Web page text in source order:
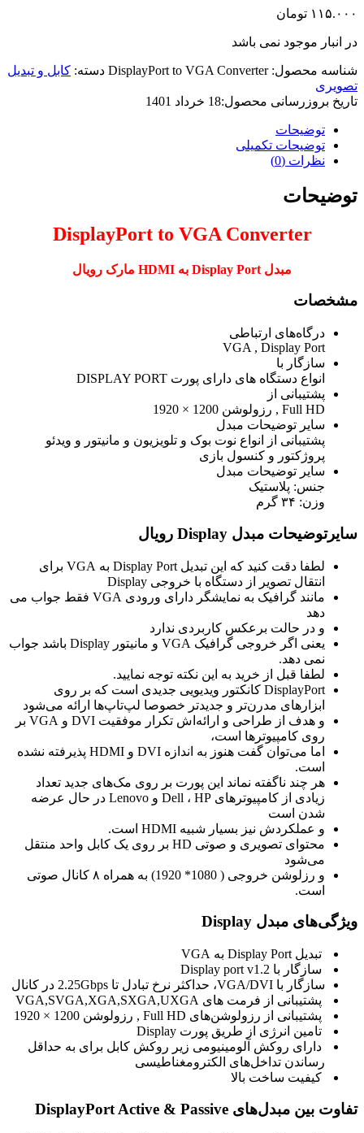
۱۱۵.۰۰۰ تومان
در انبار موجود نمی باشد
شناسه محصول:DisplayPort to VGA Converter دسته: کابل و تبدیل
تصویری
تاریخ بروزرسانی محصول:18 خرداد 1401
توضیحات
توضیحات تکمیلی
نظرات (0)
توضیحات
DisplayPort to VGA Converter
مبدل Display Port به HDMI مارک رویال
مشخصات
درگاه‌های ارتباطی
VGA , Display Port
سازگار با
انواع دستگاه های دارای پورت DISPLAY PORT
پشتیبانی از
Full HD , رزولوشن 1200 × 1920
سایر توضیحات مبدل
پشتیبانی از انواع نوت بوک و تلویزیون و مانیتور و ویدئو
پروژکتور و کنسول بازی
سایر توضیحات مبدل
جنس: پلاستیک
وزن: ۳۴ گرم
سایرتوضیحات مبدل Display رویال
لطفا دقت کنید که این تبدیل Display Port به VGA برای
انتقال تصویر از دستگاه با خروجی Display
مانند گرافیک به نمایشگر دارای ورودی VGA فقط جواب می
دهد
و در حالت برعکس کاربردی ندارد
یعنی اگر خروجی گرافیک VGA و مانیتور Display باشد جواب
نمی دهد.
لطفا قبل از خرید به این نکته توجه نمایید.
DisplayPort کانکتور ویدیویی جدیدی است که بر روی
ابزارهای مدرن‌تر و جدید‌تر خصوصا لپ‌تاپ‌ها ارائه می‌شود
و هدف از طراحی و ارائه‌اش تکرار موفقیت DVI و VGA بر
روی کامپیوترها است،
اما می‌توان گفت هنوز به اندازه DVI و HDMI پذیرفته نشده
است.
هر چند ناگفته نماند این پورت بر روی مک‌های جدید تعداد
زیادی از کامپیوتر‌های Dell ، HP و Lenovo در حال عرضه
شدن است
و عملکردش نیز بسیار شبیه HDMI است.
محتوای تصویری و صوتی HD بر روی یک کابل واحد منتقل
می‌شود
و رزلوشن خروجی ( 1080* 1920) به همراه ۸ کانال صوتی
است.
ویژگی‌های مبدل Display
تبدیل Display Port به VGA
سازگار با Display port v1.2
سازگار با VGA/DVI، حداکثر نرخ تبادل تا 2.25Gbps در کانال
پشتیبانی از فرمت های VGA,SVGA,XGA,SXGA,UXGA
پشتیبانی از رزولوشن‌های Full HD , رزولوشن 1200 × 1920
تامین انرژی از طریق پورت Display
دارای روکش آلومینیومی زیر روکش کابل برای به حداقل
رساندن تداخل‌های الکترومغناطیسی
کیفیت ساخت بالا
تفاوت بین مبدل‌های DisplayPort Active & Passive